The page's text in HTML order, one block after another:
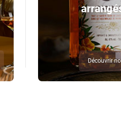
Découvrir